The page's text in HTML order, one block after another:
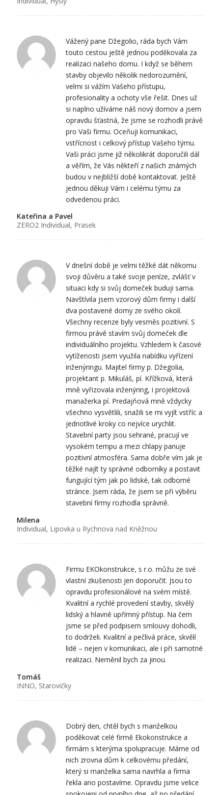
Vážený pane Džegolio, ráda bych Vám
touto cestou ještě jednou poděkovala za
realizaci našeho domu. I když se během
stavby objevilo několik nedorozumění,
velmi si vážím Vašeho přístupu,
profesionality a ochoty vše řešit. Dnes už
si naplno užíváme náš nový domov a jsem
opravdu šťastná, že jsme se rozhodli právě
pro Vaši firmu. Oceňuji komunikaci,
vstřícnost i celkový přístup Vašeho týmu.
Vaši práci jsme již několikrát doporučili dál
a věřím, že Vás někteří z našich známých
budou v nejbližší době kontaktovat. Ještě
jednou děkuji Vám i celému týmu za
odvedenou práci.
Kateřina a Pavel
ZERO2 Individual, Prasek
V dnešní době je velmi těžké dát někomu
svoji důvěru a také svoje peníze, zvlášť v
situaci kdy si svůj domeček buduji sama.
Navštívila jsem vzorový dům firmy i další
dva postavené domy ze svého okolí.
Všechny recenze byly vesměs pozitivní. S
firmou právě stavím svůj domeček dle
individuálního projektu. Vzhledem k časové
vytíženosti jsem využila nabídku vyřízení
inženýringu. Majitel firmy p. Džegolia,
projektant p. Mikuláš, pí. Křížková, která
mně vyřizovala inženýring, i projektová
manažerka pí. Predajňová mně vždycky
všechno vysvětlili, snažili se mi vyjít vstříc a
jednotlivé kroky co nejvíce urychlit.
Stavební party jsou sehrané, pracují ve
vysokém tempu a mezi chlapy panuje
pozitivní atmosféra. Sama dobře vím jak je
těžké najít ty správné odborníky a postavit
fungující tým jak po lidské, tak odborné
stránce. Jsem ráda, že jsem se při výběru
stavební firmy rozhodla správně.
Milena
Individual, Lipovka u Rychnova nad Kněžnou
Firmu EKOkonstrukce, s r.o. můžu ze své
vlastní zkušenosti jen doporučit. Jsou to
opravdu profesionálové na svém místě.
Kvalitní a rychlé provedení stavby, skvělý
lidský a hlavně upřímný přístup. Na čem
jsme se před podpisem smlouvy dohodli,
to dodrželi. Kvalitní a pečlivá práce, skvělí
lidé – nejen v komunikaci, ale i při samotné
realizaci. Neměnil bych za jinou.
Tomáš
INNO, Starovičky
Dobrý den, chtěl bych s manželkou
poděkovat celé firmě Ekokonstrukce a
firmám s kterýma spolupracuje. Máme od
nich zrovna dům k celkovému předání,
který si manželka sama navrhla a firma
řekla ano postavíme. Opravdu jsme velice